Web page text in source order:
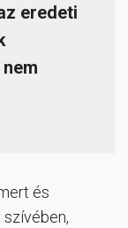
eredeti
és